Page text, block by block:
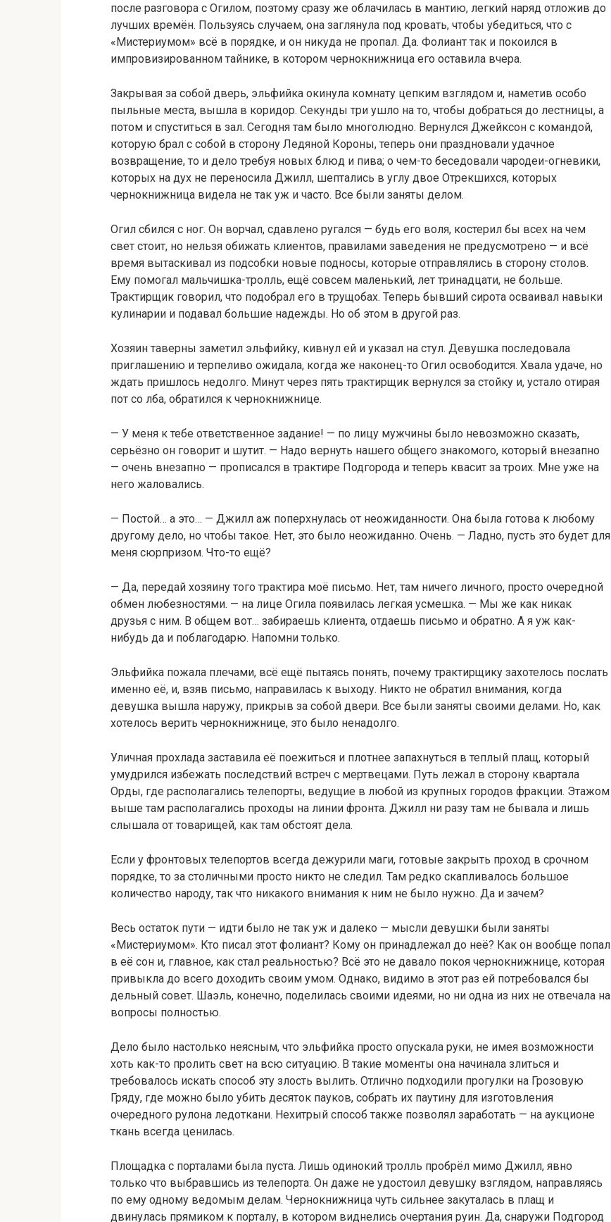
после разговора с Огилом, поэтому сразу же облачилась в мантию, легкий наряд отложив до
лучших времён. Пользуясь случаем, она заглянула под кровать, чтобы убедиться, что с
«Мистериумом» всё в порядке, и он никуда не пропал. Да. Фолиант так и покоился в
импровизированном тайнике, в котором чернокнижница его оставила вчера.
Закрывая за собой дверь, эльфийка окинула комнату цепким взглядом и, наметив особо
пыльные места, вышла в коридор. Секунды три ушло на то, чтобы добраться до лестницы, а
потом и спуститься в зал. Сегодня там было многолюдно. Вернулся Джейксон с командой,
которую брал с собой в сторону Ледяной Короны, теперь они праздновали удачное
возвращение, то и дело требуя новых блюд и пива; о чем-то беседовали чародеи-огневики,
которых на дух не переносила Джилл, шептались в углу двое Отрекшихся, которых
чернокнижница видела не так уж и часто. Все были заняты делом.
Огил сбился с ног. Он ворчал, сдавлено ругался — будь его воля, костерил бы всех на чем
свет стоит, но нельзя обижать клиентов, правилами заведения не предусмотрено — и всё
время вытаскивал из подсобки новые подносы, которые отправлялись в сторону столов.
Ему помогал мальчишка-тролль, ещё совсем маленький, лет тринадцати, не больше.
Трактирщик говорил, что подобрал его в трущобах. Теперь бывший сирота осваивал навыки
кулинарии и подавал большие надежды. Но об этом в другой раз.
Хозяин таверны заметил эльфийку, кивнул ей и указал на стул. Девушка последовала
приглашению и терпеливо ожидала, когда же наконец-то Огил освободится. Хвала удаче, но
ждать пришлось недолго. Минут через пять трактирщик вернулся за стойку и, устало отирая
пот со лба, обратился к чернокнижнице.
— У меня к тебе ответственное задание! — по лицу мужчины было невозможно сказать,
серьёзно он говорит и шутит. — Надо вернуть нашего общего знакомого, который внезапно
— очень внезапно — прописался в трактире Подгорода и теперь квасит за троих. Мне уже на
него жаловались.
— Постой… а это… — Джилл аж поперхнулась от неожиданности. Она была готова к любому
другому дело, но чтобы такое. Нет, это было неожиданно. Очень. — Ладно, пусть это будет для
меня сюрпризом. Что-то ещё?
— Да, передай хозяину того трактира моё письмо. Нет, там ничего личного, просто очередной
обмен любезностями. — на лице Огила появилась легкая усмешка. — Мы же как никак
друзья с ним. В общем вот… забираешь клиента, отдаешь письмо и обратно. А я уж как-
нибудь да и поблагодарю. Напомни только.
Эльфийка пожала плечами, всё ещё пытаясь понять, почему трактирщику захотелось послать
именно её, и, взяв письмо, направилась к выходу. Никто не обратил внимания, когда
девушка вышла наружу, прикрыв за собой двери. Все были заняты своими делами. Но, как
хотелось верить чернокнижнице, это было ненадолго.
Уличная прохлада заставила её поежиться и плотнее запахнуться в теплый плащ, который
умудрился избежать последствий встреч с мертвецами. Путь лежал в сторону квартала
Орды, где располагались телепорты, ведущие в любой из крупных городов фракции. Этажом
выше там располагались проходы на линии фронта. Джилл ни разу там не бывала и лишь
слышала от товарищей, как там обстоят дела.
Если у фронтовых телепортов всегда дежурили маги, готовые закрыть проход в срочном
порядке, то за столичными просто никто не следил. Там редко скапливалось большое
количество народу, так что никакого внимания к ним не было нужно. Да и зачем?
Весь остаток пути — идти было не так уж и далеко — мысли девушки были заняты
«Мистериумом». Кто писал этот фолиант? Кому он принадлежал до неё? Как он вообще попал
в её сон и, главное, как стал реальностью? Всё это не давало покоя чернокнижнице, которая
привыкла до всего доходить своим умом. Однако, видимо в этот раз ей потребовался бы
дельный совет. Шаэль, конечно, поделилась своими идеями, но ни одна из них не отвечала на
вопросы полностью.
Дело было настолько неясным, что эльфийка просто опускала руки, не имея возможности
хоть как-то пролить свет на всю ситуацию. В такие моменты она начинала злиться и
требовалось искать способ эту злость вылить. Отлично подходили прогулки на Грозовую
Гряду, где можно было убить десяток пауков, собрать их паутину для изготовления
очередного рулона ледоткани. Нехитрый способ также позволял заработать — на аукционе
ткань всегда ценилась.
Площадка с порталами была пуста. Лишь одинокий тролль пробрёл мимо Джилл, явно
только что выбравшись из телепорта. Он даже не удостоил девушку взглядом, направляясь
по ему одному ведомым делам. Чернокнижница чуть сильнее закуталась в плащ и
двинулась прямиком к порталу, в котором виднелись очертания руин. Да, снаружи Подгород